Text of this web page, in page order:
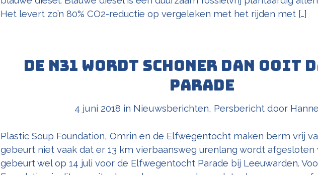
Het levert zo’n 80% CO2-reductie op vergeleken met het rijden met […]
De N31 wordt schoner dan ooit
Parade
4 juni 2018 in Nieuwsberichten, Persbericht door
Plastic Soup Foundation, Omrin en de Elfwegentocht maken berm vrij
gebeurt niet vaak dat er 13 km vierbaansweg urenlang wordt afgesloten
gebeurt wel op 14 juli voor de Elfwegentocht Parade bij Leeuwarden.